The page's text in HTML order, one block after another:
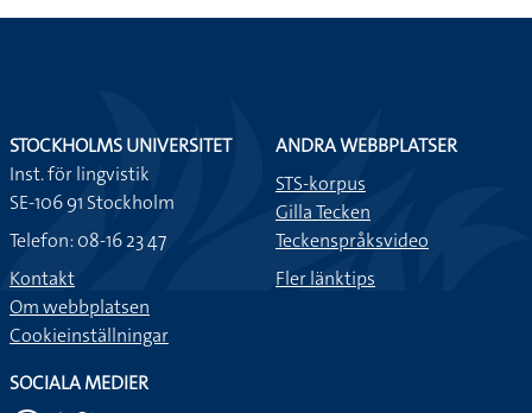
STOCKHOLMS UNIVERSITET
Inst. för lingvistik
SE-106 91 Stockholm
Telefon: 08-16 23 47
Kontakt
Om webbplatsen
Cookieinställningar
ANDRA WEBBPLATSER
STS-korpus
Gilla Tecken
Teckenspråksvideo
Fler länktips
SOCIALA MEDIER